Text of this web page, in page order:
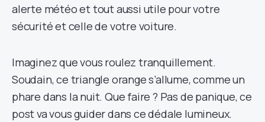
alerte météo et tout aussi utile pour votre
sécurité et celle de votre voiture.
Imaginez que vous roulez tranquillement.
Soudain, ce triangle orange s’allume, comme un
phare dans la nuit. Que faire ? Pas de panique, ce
post va vous guider dans ce dédale lumineux.